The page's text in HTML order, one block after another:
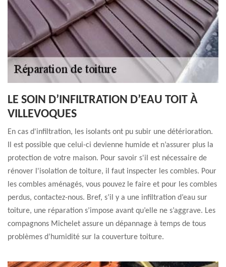
LE SOIN D’INFILTRATION D’EAU TOIT À
VILLEVOQUES
En cas d'infiltration, les isolants ont pu subir une détérioration.
Il est possible que celui-ci devienne humide et n’assurer plus la
protection de votre maison. Pour savoir s'il est nécessaire de
rénover l'isolation de toiture, il faut inspecter les combles. Pour
les combles aménagés, vous pouvez le faire et pour les combles
perdus, contactez-nous. Bref, s’il y a une infiltration d’eau sur
toiture, une réparation s’impose avant qu’elle ne s’aggrave. Les
compagnons Michelet assure un dépannage à temps de tous
problèmes d’humidité sur la couverture toiture.